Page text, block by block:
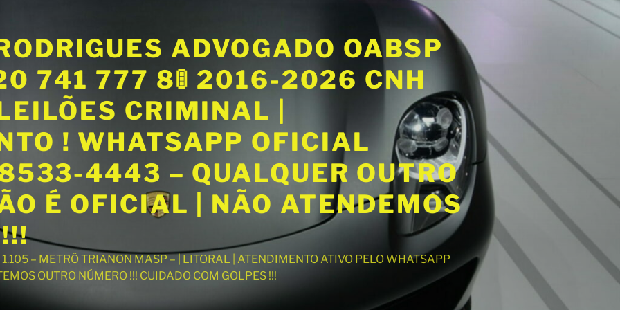
ADVOGADO OABSP
741 777 8🚦 2016-2026 CNH
CRIMINAL |
! WHATSAPP OFICIAL
4443 – QUALQUER OUTRO
É OFICIAL | NÃO ATENDEMOS
– METRÔ TRIANON MASP – | LITORAL | ATENDIMENTO ATIVO PELO WHATSAPP
OUTRO NÚMERO !!! CUIDADO COM GOLPES !!!